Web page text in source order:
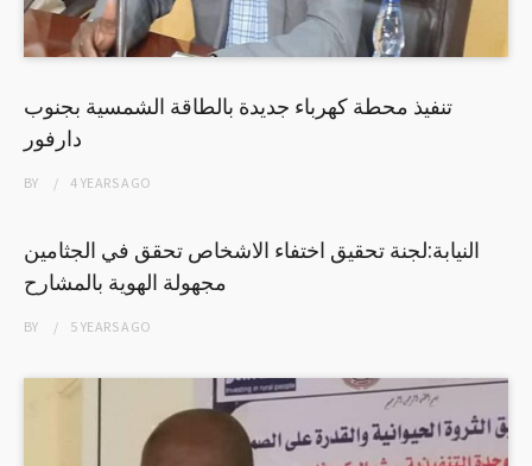
تنفيذ محطة كهرباء جديدة بالطاقة الشمسية بجنوب
دارفور
BY 4 YEARSAGO
النيابة:لجنة تحقيق اختفاء الاشخاص تحقق في الجثامين
مجهولة الهوية بالمشارح
BY 5 YEARSAGO